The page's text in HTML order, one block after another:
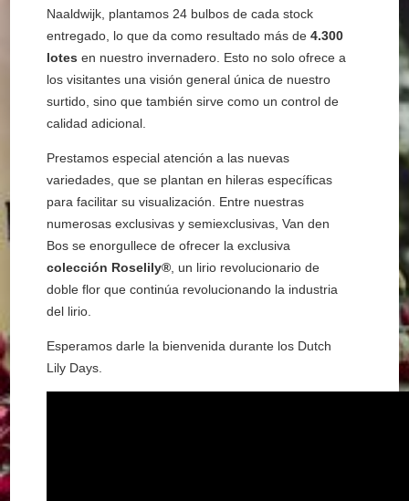
Naaldwijk, plantamos 24 bulbos de cada stock
entregado, lo que da como resultado más de4.300
lotes en nuestro invernadero. Esto no solo ofrece a
los visitantes una visión general única de nuestro
surtido, sino que también sirve como un control de
calidad adicional.
Prestamos especial atención a las nuevas
variedades, que se plantan en hileras específicas
para facilitar su visualización. Entre nuestras
numerosas exclusivas y semiexclusivas, Van den
Bos se enorgullece de ofrecer la exclusiva
colección Roselily® , un lirio revolucionario de
doble flor que continúa revolucionando la industria
del lirio.
Esperamos darle la bienvenida durante los Dutch
Lily Days.